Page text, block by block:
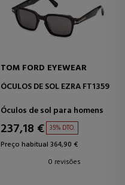
TOM FORD EYEWEAR
ÓCULOS DE SOL EZRA FT1359
Óculos de sol para homens
237,18 € 35% DTO.
Preço habitual 364,90 €
0 revisões